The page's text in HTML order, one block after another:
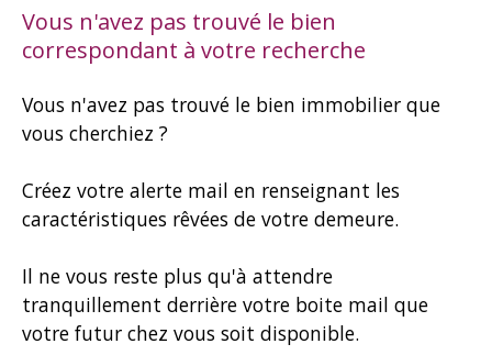
Vous n'avez pas trouvé le bien
correspondant à votre recherche
Vous n'avez pas trouvé le bien immobilier que
vous cherchiez ?
Créez votre alerte mail en renseignant les
caractéristiques rêvées de votre demeure.
Il ne vous reste plus qu'à attendre
tranquillement derrière votre boite mail que
votre futur chez vous soit disponible.